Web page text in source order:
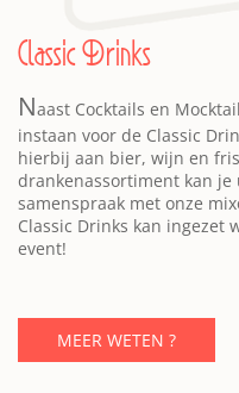
Classic Drinks
Naast Cocktails en
instaan voor de Classic
hierbij aan bier, wijn en
drankenassortiment kan
samenspraak met onze
Classic Drinks kan ingezet
event!
MEER WETEN ?